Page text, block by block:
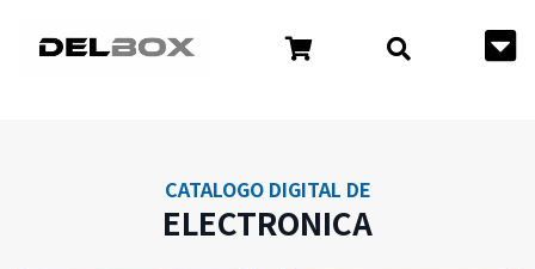
CATALOGO DIGITAL DE
ELECTRONICA